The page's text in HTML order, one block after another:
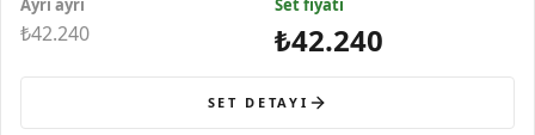
Ayrı ayrı
₺42.240
Set fiyatı
₺42.240
SET DETAYI